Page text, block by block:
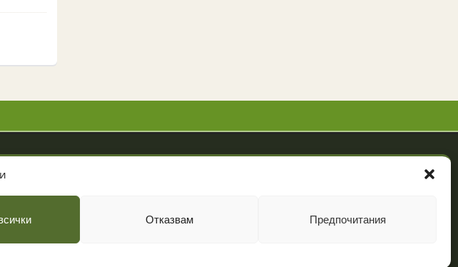
Отказвам Предпочитания